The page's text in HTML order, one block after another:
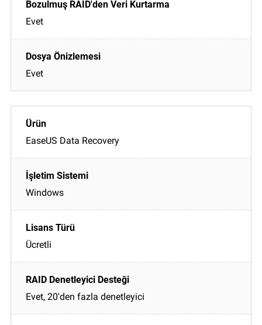
Evet
Evet
EaseUS Data Recovery
Windows
Ücretli
Evet, 20'den fazla denetleyici